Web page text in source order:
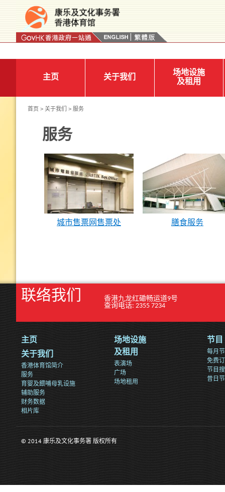
主页 关于我们
场地设施
及租用
首页 > 关于我们 > 服务
服务
城市售票网售票处 膳食服务
联络我们
香港九龙红磡畅运道9号
查询电话: 2355 7234
主页
关于我们
香港体育馆简介
服务
育婴及餵哺母乳设施
辅助服务
财务数据
相片库
场地设施
及租用
表演场
广场
场地租用
节目
每月
免费
节目
昔日
© 2014 康乐及文化事务署 版权所有